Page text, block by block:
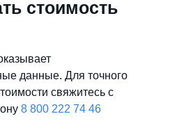
стоимость
данные. Для точного
свяжитесь с
8 800 222 74 46